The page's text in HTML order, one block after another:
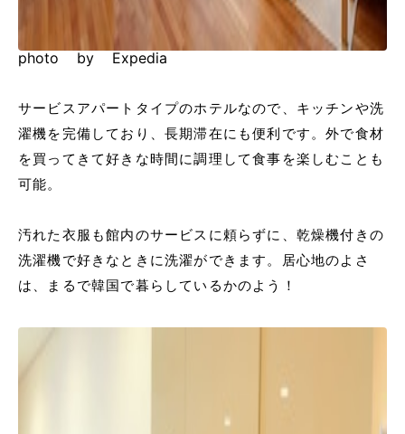
photo by Expedia
サービスアパートタイプのホテルなので、キッチンや洗
濯機を完備しており、長期滞在にも便利です。外で食材
を買ってきて好きな時間に調理して食事を楽しむことも
可能。
汚れた衣服も館内のサービスに頼らずに、乾燥機付きの
洗濯機で好きなときに洗濯ができます。居心地のよさ
は、まるで韓国で暮らしているかのよう！